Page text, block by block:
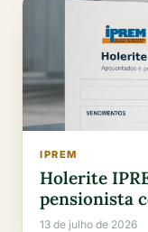
IPREM
Holerite
pensionista
13 de julho de 2026